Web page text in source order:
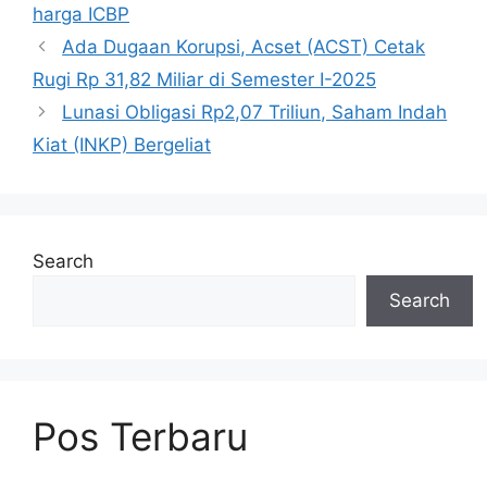
harga ICBP
Ada Dugaan Korupsi, Acset (ACST) Cetak
Rugi Rp 31,82 Miliar di Semester I-2025
Lunasi Obligasi Rp2,07 Triliun, Saham Indah
Kiat (INKP) Bergeliat
Search
Search
Pos Terbaru